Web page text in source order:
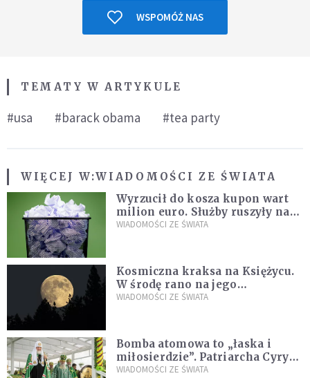
WSPOMÓŻ NAS
TEMATY W ARTYKULE
#usa #barack obama #tea party
WIĘCEJ W:WIADOMOŚCI ZE ŚWIATA
Wyrzucił do kosza kupon wart
milion euro. Służby ruszyły na
poszukiwania
WIADOMOŚCI ZE ŚWIATA
Kosmiczna kraksa na Księżycu.
W środę rano na jego
powierzchni dojdzie do
WIADOMOŚCI ZE ŚWIATA
Bomba atomowa to „łaska i
miłosierdzie”. Patriarcha Cyryl
wychwala Putina
WIADOMOŚCI ZE ŚWIATA